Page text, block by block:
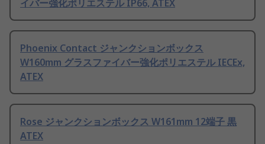
イバー強化ポリエステル IP66, ATEX
Phoenix Contact ジャンクションボックス
W160mm グラスファイバー強化ポリエステル IECEx,
ATEX
Rose ジャンクションボックス W161mm 12端子 黒
ATEX